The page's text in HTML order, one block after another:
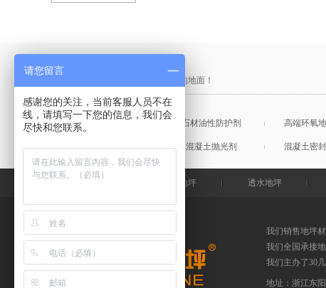
产品采购直通车
做中国最硬的地坪，金石特钢化您的地面！
混凝土表面增强剂 石材油性防护剂 高端环氧
混凝土润色剂 混凝土抛光剂 混凝土密
钢化地坪 透水地坪
我们销售地坪
我们全国承接
我们主办了30
地址：浙江东
请您留言
感谢您的关注，当前客服人员不在
线，请填写一下您的信息，我们会
尽快和您联系。